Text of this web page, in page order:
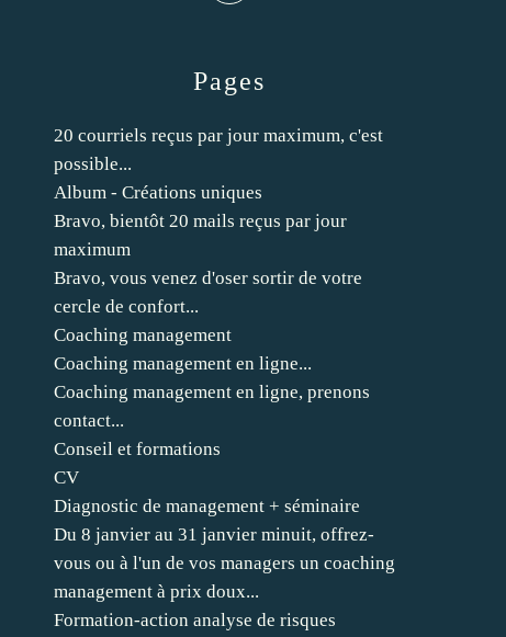
Pages
20 courriels reçus par jour maximum, c'est
possible...
Album - Créations uniques
Bravo, bientôt 20 mails reçus par jour
maximum
Bravo, vous venez d'oser sortir de votre
cercle de confort...
Coaching management
Coaching management en ligne...
Coaching management en ligne, prenons
contact...
Conseil et formations
CV
Diagnostic de management + séminaire
Du 8 janvier au 31 janvier minuit, offrez-
vous ou à l'un de vos managers un coaching
management à prix doux...
Formation-action analyse de risques